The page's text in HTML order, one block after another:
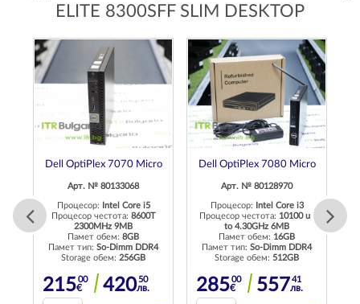
ELITE 8300SFF SLIM DESKTOP
Dell OptiPlex 7070 Micro
Арт. № 80133068
Процесор:
Intel Core i5
Процесор честота: 8600T
2300MHz 9MB
Памет обем: 8GB
Памет тип: So-Dimm DDR4
Storage обем: 256GB
21500
€ 42050
лв.
Dell OptiPlex 7080 Micro
Арт. № 80128970
Процесор:
Intel Core i3
Процесор честота: 10100 up
to 4.30GHz 6MB
Памет обем: 16GB
Памет тип: So-Dimm DDR4
Storage обем: 512GB
28500
€ 55741
лв.